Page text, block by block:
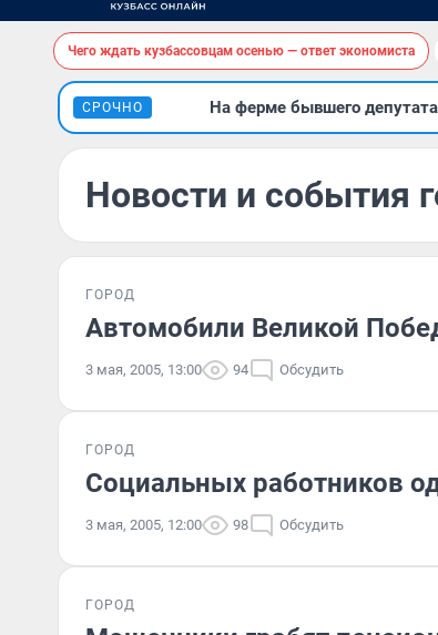
Чего ждать кузбассовцам осенью — ответ экономиста
СРОЧНО На ферме бывшего
Новости и события
ГОРОД
Автомобили Великой
3 мая, 2005, 13:00 94 Обсудить
ГОРОД
Социальных работников
3 мая, 2005, 12:00 98 Обсудить
ГОРОД